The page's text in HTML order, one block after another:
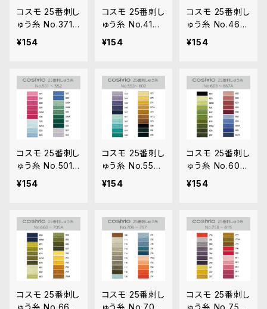
コスモ 25番刺し
ゅう糸 No.371‾
413
¥154
コスモ 25番刺し
ゅう糸 No.414‾
463
¥154
コスモ 25番刺し
ゅう糸 No.464‾
500
¥154
コスモ 25番刺し
ゅう糸 No.501‾
552
¥154
コスモ 25番刺し
ゅう糸 No.553‾
602
¥154
コスモ 25番刺し
ゅう糸 No.603‾
667A
¥154
コスモ 25番刺し
ゅう糸 No.668‾
コスモ 25番刺し
ゅう糸 No.706‾
コスモ 25番刺し
ゅう糸 No.758‾